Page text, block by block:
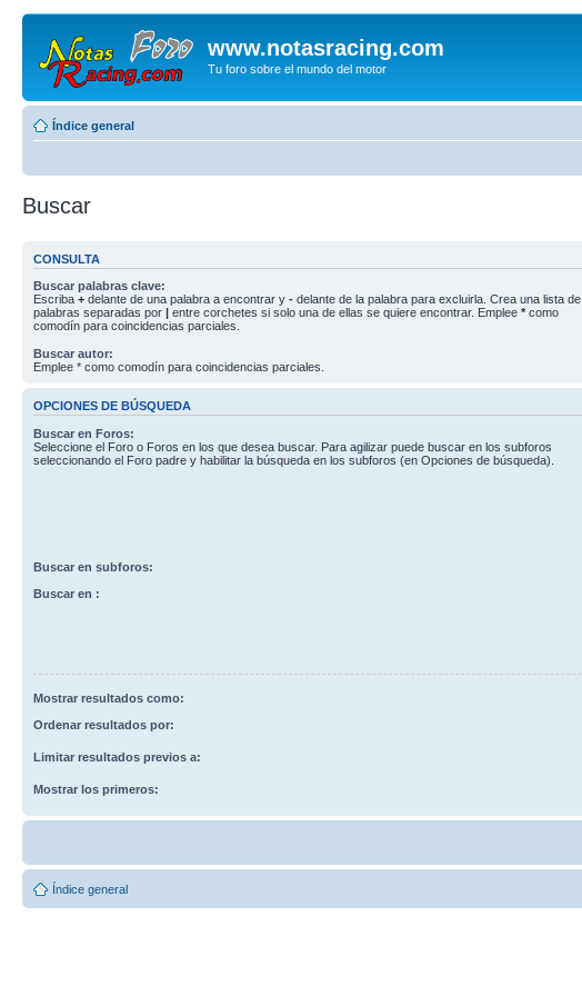
www.notasracing.com
Tu foro sobre el mundo del motor
Índice general
Buscar
CONSULTA
Buscar palabras clave:
Escriba + delante de una palabra a encontrar y - delante de la palabra para excluirla. Crea una lista de
palabras separadas por | entre corchetes si solo una de ellas se quiere encontrar. Emplee * como
comodín para coincidencias parciales.
Buscar autor:
Emplee * como comodín para coincidencias parciales.
OPCIONES DE BÚSQUEDA
Buscar en Foros:
Seleccione el Foro o Foros en los que desea buscar. Para agilizar puede buscar en los subforos
seleccionando el Foro padre y habilitar la búsqueda en los subforos (en Opciones de búsqueda).
Buscar en subforos:
Buscar en :
Mostrar resultados como:
Ordenar resultados por:
Limitar resultados previos a:
Mostrar los primeros:
Índice general